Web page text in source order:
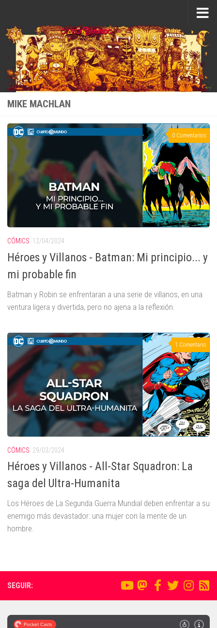
MIKE MACHLAN
0 Comentarios
CÓMICS 12/04/2024
Héroes y Villanos - Batman: Mi principio... y
mi probable fin
Batman y Robin se enfrentaran a una serie de villanos, en una
ventura ligera y divertida, pero no ajena a la reflexión.
1 Comentario
CÓMICS 29/03/2024
Héroes y Villanos - All-Star Squadron: La
saga del Ultra-Humanita
Los Héroes de La Segunda Guerra Mundial deben enfrentar a su
enemigo más devastador: una mujer con la mente de un
hombre.
SEGUIR: